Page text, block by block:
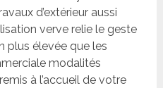
d’extérieur aussi
verve relie le geste
plus élevée que les
modalités
à l’accueil de votre